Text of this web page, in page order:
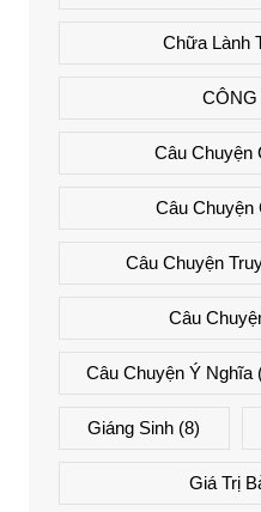
Chữa Lành
CÔNG
Câu Chuyện
Câu Chuyện
Câu Chuyện
Câu
Câu Chuyện Ý Nghĩa
Giáng Sinh (8)
Giá Trị